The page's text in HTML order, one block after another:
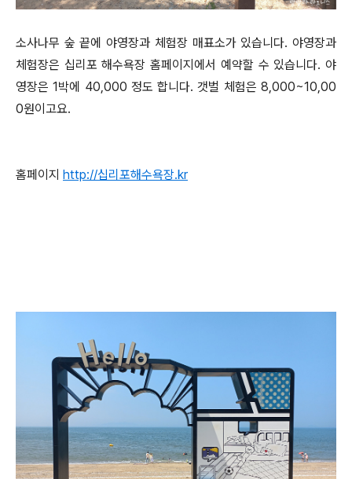
소사나무 숲 끝에 야영장과 체험장 매표소가 있습니다. 야영장과
체험장은 십리포 해수욕장 홈페이지에서 예약할 수 있습니다. 야
영장은 1박에 40,000 정도 합니다. 갯벌 체험은 8,000~10,00
0원이고요.
홈페이지 http://십리포해수욕장.kr